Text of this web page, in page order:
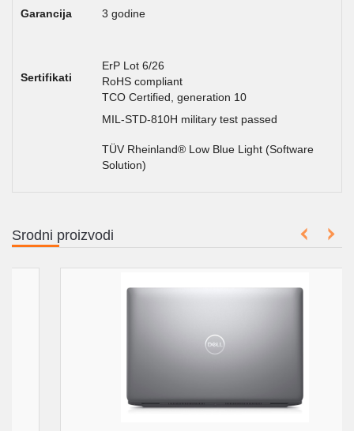
Garancija
3 godine
Sertifikati
ErP Lot 6/26
RoHS compliant
TCO Certified, generation 10
MIL-STD-810H military test passed
TÜV Rheinland® Low Blue Light (Software
Solution)
Srodni proizvodi